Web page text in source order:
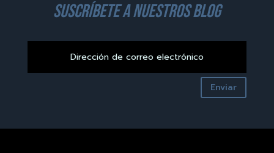
suscríbete a nuestros blog
Enviar